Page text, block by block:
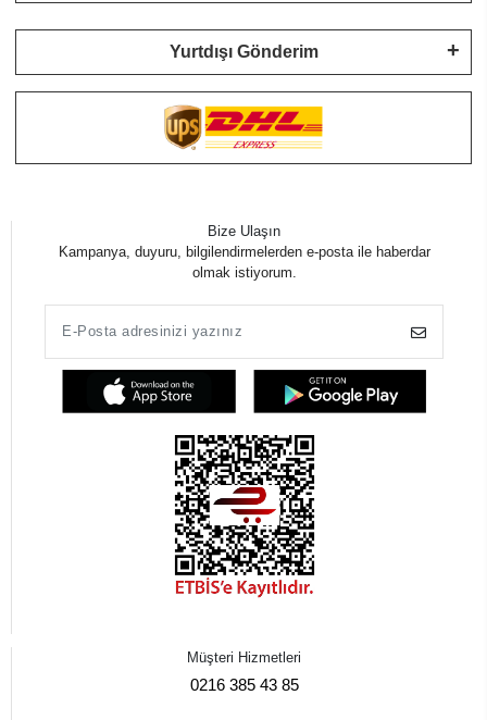
Yurtdışı Gönderim
Bize Ulaşın
Kampanya, duyuru, bilgilendirmelerden e-posta ile haberdar
olmak istiyorum.
Müşteri Hizmetleri
0216 385 43 85